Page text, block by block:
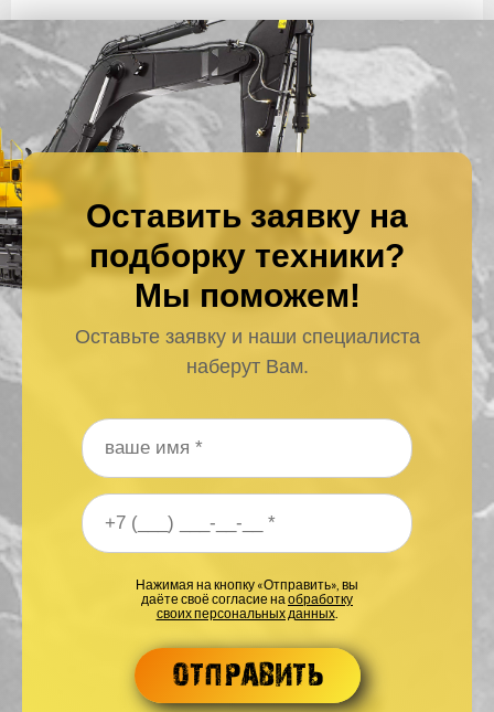
Оставить заявку на
подборку техники?
Мы поможем!
Оставьте заявку и наши специалиста
наберут Вам.
Ваше имя*
Ваш номер телефона*
Нажимая на кнопку «Отправить», вы
даёте своё согласие наобработку
своих персональных данных.